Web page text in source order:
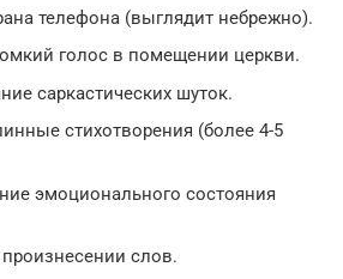
телефона (выглядит небрежно).
голос в помещении церкви.
саркастических шуток.
стихотворения (более 4-5
эмоционального состояния
слов.